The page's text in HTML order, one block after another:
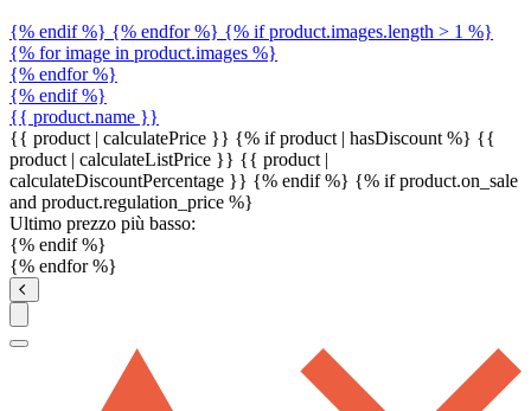
{% endif %} {% endfor %} {% if product.images.length > 1 %}
{% for image in product.images %}
{% endfor %}
{% endif %}
{{ product.name }}
{{ product | calculatePrice }} {% if product | hasDiscount %} {{
product | calculateListPrice }} {{ product |
calculateDiscountPercentage }} {% endif %} {% if product.on_sale
and product.regulation_price %}
Ultimo prezzo più basso:
{% endif %}
{% endfor %}